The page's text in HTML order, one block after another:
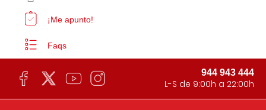
¡Me apunto!
Faqs
944 943 444
L-S de 9:00h a 22:00h